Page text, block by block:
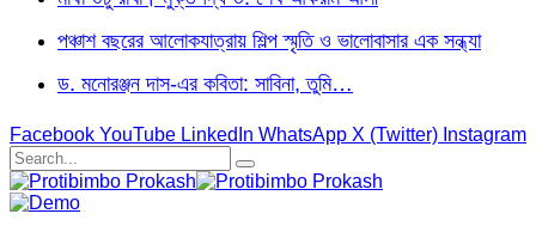
পঞ্চাশ বছরের আলোকযাত্রায় শিল্প স্মৃতি ও ভালোবাসার এক সন্ধ্যা
ড. মনোরঞ্জন দাস-এর কবিতা: সাবিনা, তুমি…
Facebook YouTube LinkedIn WhatsApp X (Twitter) Instagram